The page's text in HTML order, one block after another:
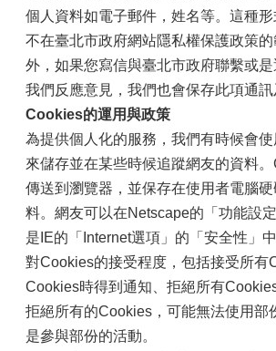
個人資料如電子郵件，姓名等。這種形
不在臺北市政府網站隱私權保護政策
外，如果您寫信與臺北市政府聯繫或
我們反應意見，我們也會保存此項通訊
Cookies的運用與政策
為提供個人化的服務，我們有時候會
來儲存並在某些時候追蹤網友的資料
傳送到瀏覽器，並保存在使用者電腦
料。網友可以在Netscape的「功能設
是IE的「Internet選項」的「安全性」
對Cookies的接受程度，包括接受所有
Cookies時得到通知、拒絕所有
拒絕所有的Cookies，可能無法使用部
是參與部份的活動。